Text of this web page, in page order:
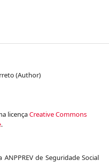
(Author)
licençaCreative Commons
.
de Seguridade Social